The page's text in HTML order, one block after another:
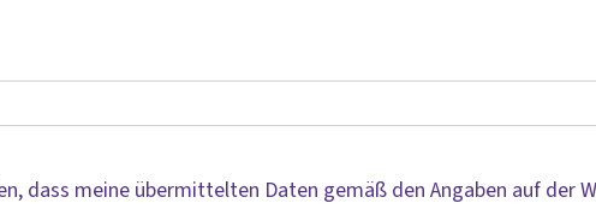
dass meine übermittelten Daten gemäß den Angaben auf der